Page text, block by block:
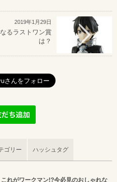
2019年1月29日
るラストワン賞
は？
ゴリー ハッシュタグ
これがワークマン!?今必見のおしゃれな